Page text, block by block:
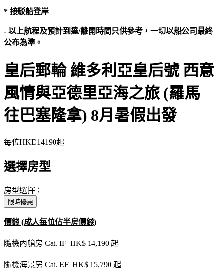
* 接駁船登岸
- 以上航程及預計到達/離開時間只供參考，一切以船公司最終
公布為準。
皇后郵輪 維多利亞皇后號 西意
風情與亞德里亞海之旅 (羅馬
往巴塞隆拿) 8月暑假出發
每位HKD14190起
選擇房型
房型選擇：
限時優惠
價錢 (成人每位佔半房價錢)
隨機內艙房 Cat. IF HK$ 14,190 起
隨機海景房 Cat. EF HK$ 15,790 起